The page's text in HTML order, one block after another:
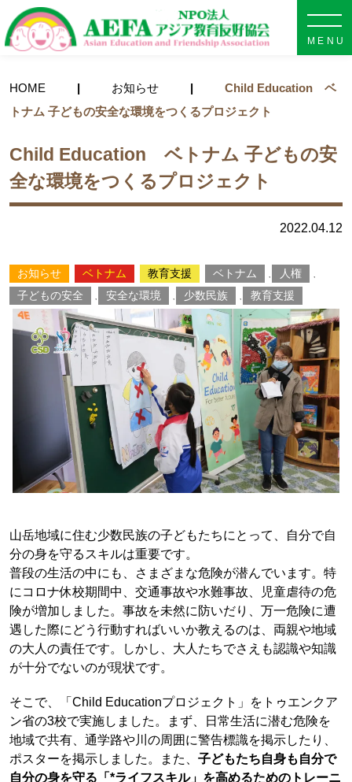
HOME お知らせ
Child Education ベ
トナム 子どもの安全な環境をつくるプロジェクト
Child Education ベトナム 子どもの安
全な環境をつくるプロジェクト
2022.04.12
お知らせ ベトナム 教育⽀援 ベトナム 人権
子どもの安全 安全な環境 少数民族 教育支援
山岳地域に住む少数民族の子どもたちにとって、自分で自
分の身を守るスキルは重要です。
普段の生活の中にも、さまざまな危険が潜んでいます。特
にコロナ休校期間中、交通事故や水難事故、児童虐待の危
険が増加しました。事故を未然に防いだり、万一危険に遭
遇した際にどう行動すればいいか教えるのは、両親や地域
の大人の責任です。しかし、大人たちでさえも認識や知識
が十分でないのが現状です。
そこで、「Child Educationプロジェクト」をトゥエンクア
ン省の3校で実施しました。まず、日常生活に潜む危険を
地域で共有、通学路や川の周囲に警告標識を掲示したり、
ポスターを掲示しました。また、 子どもたち自身も自分で
自分の身を守る「*ライフスキル」を高めるためのトレーニ